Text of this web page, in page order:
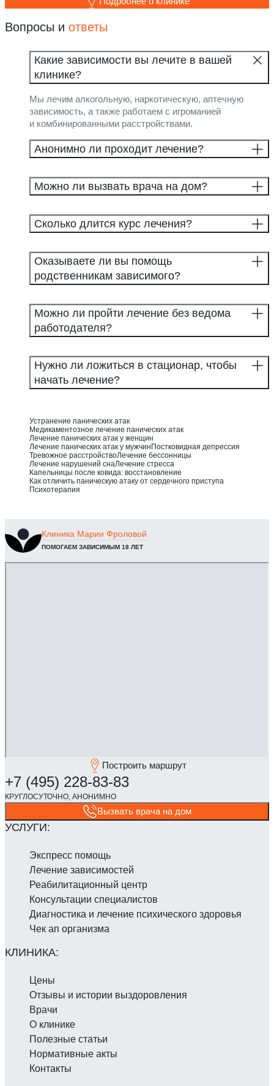
Вопросы и ответы
Какие зависимости вы лечите в вашей
клинике?
Мы лечим алкогольную, наркотическую, аптечную
зависимость, а также работаем с игроманией
и комбинированными расстройствами.
Анонимно ли проходит лечение?
Можно ли вызвать врача на дом?
Сколько длится курс лечения?
Оказываете ли вы помощь
родственникам зависимого?
Можно ли пройти лечение без ведома
работодателя?
Нужно ли ложиться в стационар, чтобы
начать лечение?
Устранение панических атак
Медикаментозное лечение панических атак
Лечение панических атак у женщин
Лечение панических атак у мужчин Постковидная депрессия
Тревожное расстройствоЛечение бессонницы
Лечение нарушений снаЛечение стресса
Капельницы после ковида: восстановление
Как отличить паническую атаку от сердечного приступа
Психотерапия
Клиника Марии Фроловой
ПОМОГАЕМ ЗАВИСИМЫМ 18 ЛЕТ
Построить маршрут
Вызвать врача на дом
Экспресс помощь
Лечение зависимостей
Реабилитаци­онный центр
Консультации специалистов
Диагностика и лечение психического здоровья
Чек ап организма
Цены
Отзывы и истории выздоровления
Врачи
О клинике
Полезные статьи
Нормативные акты
Контакты